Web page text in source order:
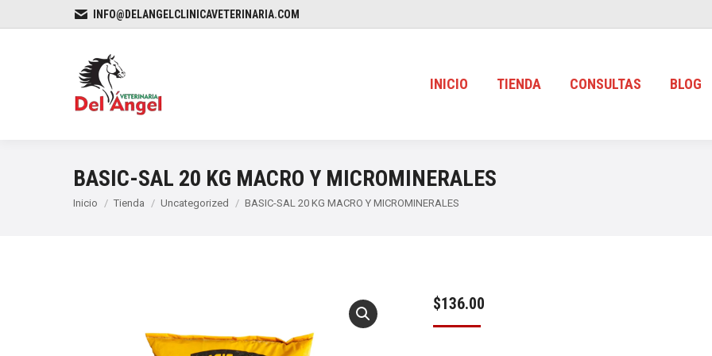
INFO@DELANGELCLINICAVETERINARIA.COM
INICIO TIENDA CONSULTAS BLOG
BASIC-SAL 20 KG MACRO Y MICROMINERALES
Estás aquí:
Inicio Tienda Uncategorized BASIC-SAL 20 KG MACRO Y MICROMINERALES
$136.00